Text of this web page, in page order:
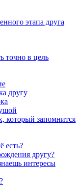
этапа друга
точно в цель
другу
который запомнится
есть?
другу?
интересы